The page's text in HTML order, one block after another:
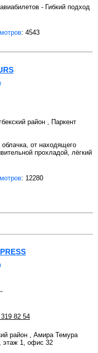
- Гибкий подход
: 4543
район , Паркент
от находящего
прохладой, лёгкий
: 12280
82 54
район , Амира Темура
этаж 1, офис 32